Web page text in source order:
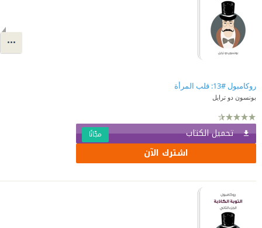
روكامبول #13: قلب المرأة
بونسون دو ترايل
تحميل الكتاب مجّانًا
اشترك الآن